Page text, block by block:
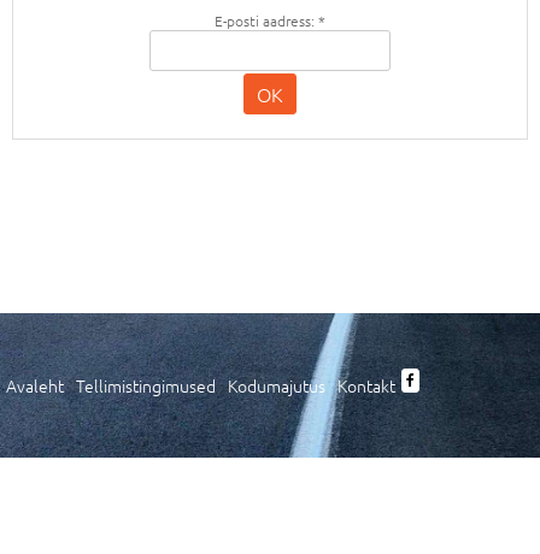
E-posti aadress: *
OK
Avaleht Tellimistingimused Kodumajutus Kontakt